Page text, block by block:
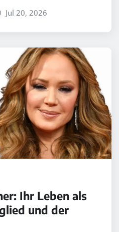
Jul 20, 2026
Ihr Leben als
und der